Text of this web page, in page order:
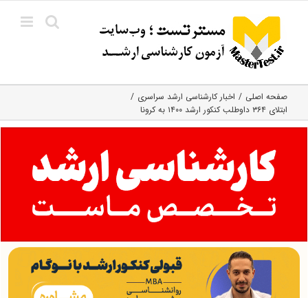
content
صفحه اصلی
اخبار کارشناسی ارشد سراسری
ابتلای ۳۶۴ داوطلب کنکور ارشد ۱۴۰۰ به کرونا